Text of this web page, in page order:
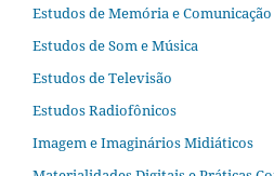
Estudos de Memória e Comunicação
Estudos de Som e Música
Estudos de Televisão
Estudos Radiofônicos
Imagem e Imaginários Midiáticos